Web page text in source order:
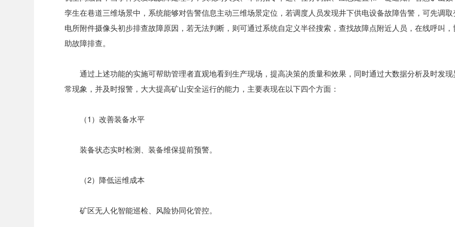
孪生在巷道三维场景中，系统能够对告警信息主动三维场景定位，若调度人员发现井下供电设备故障告警，可先调取
电所附件摄像头初步排查故障原因，若无法判断，则可通过系统自定义半径搜索，查找故障点附近人员，在线呼叫，
助故障排查。
通过上述功能的实施可帮助管理者直观地看到生产现场，提高决策的质量和效果，同时通过大数据分析及时发现
常现象，并及时报警，大大提高矿山安全运行的能力，主要表现在以下四个方面：
（1）改善装备水平
装备状态实时检测、装备维保提前预警。
（2）降低运维成本
矿区无人化智能巡检、风险协同化管控。